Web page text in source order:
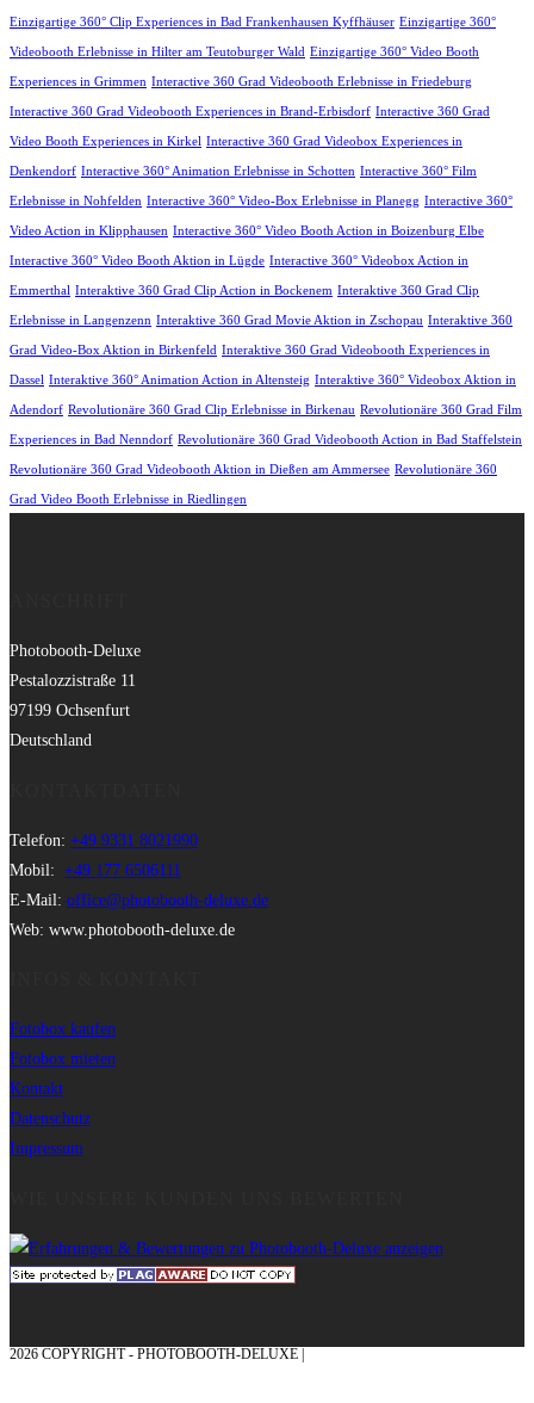
Einzigartige 360° Clip Experiences in Bad Frankenhausen Kyffhäuser Einzigartige 360°
Videobooth Erlebnisse in Hilter am Teutoburger Wald Einzigartige 360° Video Booth
Experiences in Grimmen Interactive 360 Grad Videobooth Erlebnisse in Friedeburg
Interactive 360 Grad Videobooth Experiences in Brand-Erbisdorf Interactive 360 Grad
Video Booth Experiences in Kirkel Interactive 360 Grad Videobox Experiences in
Denkendorf Interactive 360° Animation Erlebnisse in Schotten Interactive 360° Film
Erlebnisse in Nohfelden Interactive 360° Video-Box Erlebnisse in Planegg Interactive 360°
Video Action in Klipphausen Interactive 360° Video Booth Action in Boizenburg Elbe
Interactive 360° Video Booth Aktion in Lügde Interactive 360° Videobox Action in
Emmerthal Interaktive 360 Grad Clip Action in Bockenem Interaktive 360 Grad Clip
Erlebnisse in Langenzenn Interaktive 360 Grad Movie Aktion in Zschopau Interaktive 360
Grad Video-Box Aktion in Birkenfeld Interaktive 360 Grad Videobooth Experiences in
Dassel Interaktive 360° Animation Action in Altensteig Interaktive 360° Videobox Aktion in
Adendorf Revolutionäre 360 Grad Clip Erlebnisse in Birkenau Revolutionäre 360 Grad Film
Experiences in Bad Nenndorf Revolutionäre 360 Grad Videobooth Action in Bad Staffelstein
Revolutionäre 360 Grad Videobooth Aktion in Dießen am Ammersee Revolutionäre 360
Grad Video Booth Erlebnisse in Riedlingen
Photobooth-Deluxe
Pestalozzistraße 11
97199 Ochsenfurt
Deutschland
Telefon: +49 9331 8021990
Mobil: +49 177 6506111
E-Mail: office@photobooth-deluxe.de
Web: www.photobooth-deluxe.de
Fotobox kaufen
Fotobox mieten
Kontakt
Datenschutz
Impressum
2026 COPYRIGHT - PHOTOBOOTH-DELUXE |